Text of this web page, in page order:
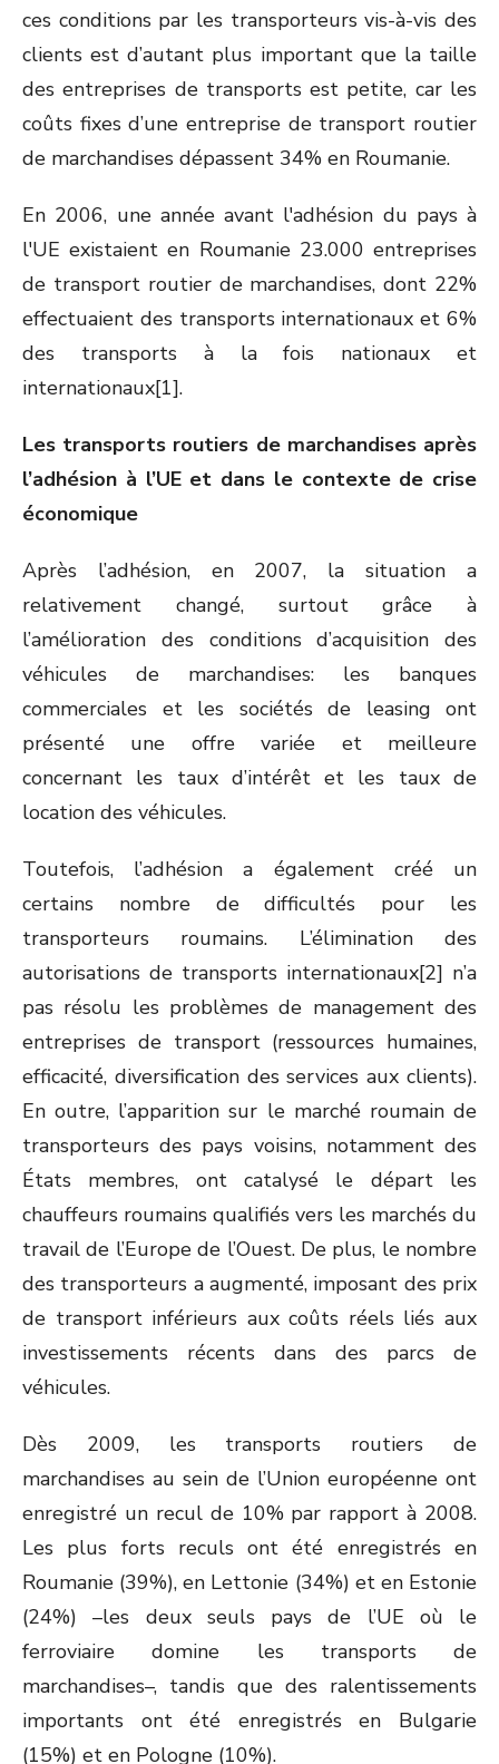
ces conditions par les transporteurs vis-à-vis des
clients est d’autant plus important que la taille
des entreprises de transports est petite, car les
coûts fixes d’une entreprise de transport routier
de marchandises dépassent 34% en Roumanie.
En 2006, une année avant l'adhésion du pays à
l'UE existaient en Roumanie 23.000 entreprises
de transport routier de marchandises, dont 22%
effectuaient des transports internationaux et 6%
des transports à la fois nationaux et
internationaux[1].
Les transports routiers de marchandises après
l’adhésion à l’UE et dans le contexte de crise
économique
Après l’adhésion, en 2007, la situation a
relativement changé, surtout grâce à
l’amélioration des conditions d’acquisition des
véhicules de marchandises: les banques
commerciales et les sociétés de leasing ont
présenté une offre variée et meilleure
concernant les taux d’intérêt et les taux de
location des véhicules.
Toutefois, l’adhésion a également créé un
certains nombre de difficultés pour les
transporteurs roumains. L’élimination des
autorisations de transports internationaux[2] n’a
pas résolu les problèmes de management des
entreprises de transport (ressources humaines,
efficacité, diversification des services aux clients).
En outre, l’apparition sur le marché roumain de
transporteurs des pays voisins, notamment des
États membres, ont catalysé le départ les
chauffeurs roumains qualifiés vers les marchés du
travail de l’Europe de l’Ouest. De plus, le nombre
des transporteurs a augmenté, imposant des prix
de transport inférieurs aux coûts réels liés aux
investissements récents dans des parcs de
véhicules.
Dès 2009, les transports routiers de
marchandises au sein de l’Union européenne ont
enregistré un recul de 10% par rapport à 2008.
Les plus forts reculs ont été enregistrés en
Roumanie (39%), en Lettonie (34%) et en Estonie
(24%) –les deux seuls pays de l’UE où le
ferroviaire domine les transports de
marchandises–, tandis que des ralentissements
importants ont été enregistrés en Bulgarie
(15%) et en Pologne (10%).